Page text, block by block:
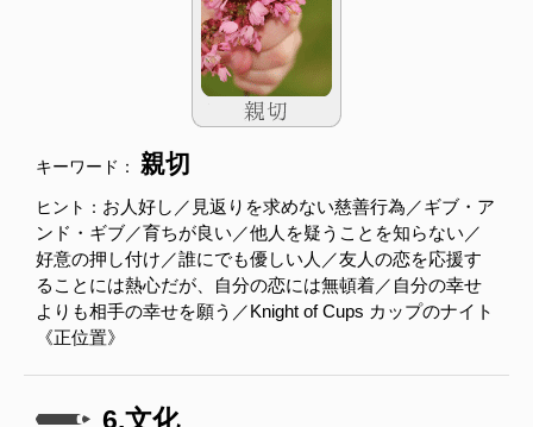
キーワード： 親切
ヒント： お人好し／見返りを求めない慈善行為／ギブ・ア
ンド・ギブ／育ちが良い／他人を疑うことを知らない／
好意の押し付け／誰にでも優しい人／友人の恋を応援す
ることには熱心だが、自分の恋には無頓着／自分の幸せ
よりも相手の幸せを願う／Knight of Cups カップのナイト
《正位置》
6.文化